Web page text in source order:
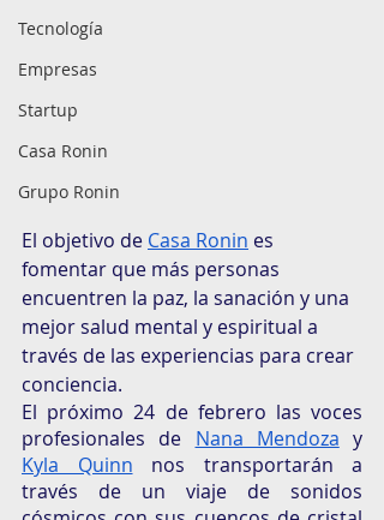
Tecnología
Empresas
Startup
Casa Ronin
Grupo Ronin
El objetivo de Casa Ronin es
fomentar que más personas
encuentren la paz, la sanación y una
mejor salud mental y espiritual a
través de las experiencias para crear
conciencia.
El próximo 24 de febrero las voces
profesionales de Nana Mendoza
Kyla Quinn nos transportarán a
través de un viaje de sonidos